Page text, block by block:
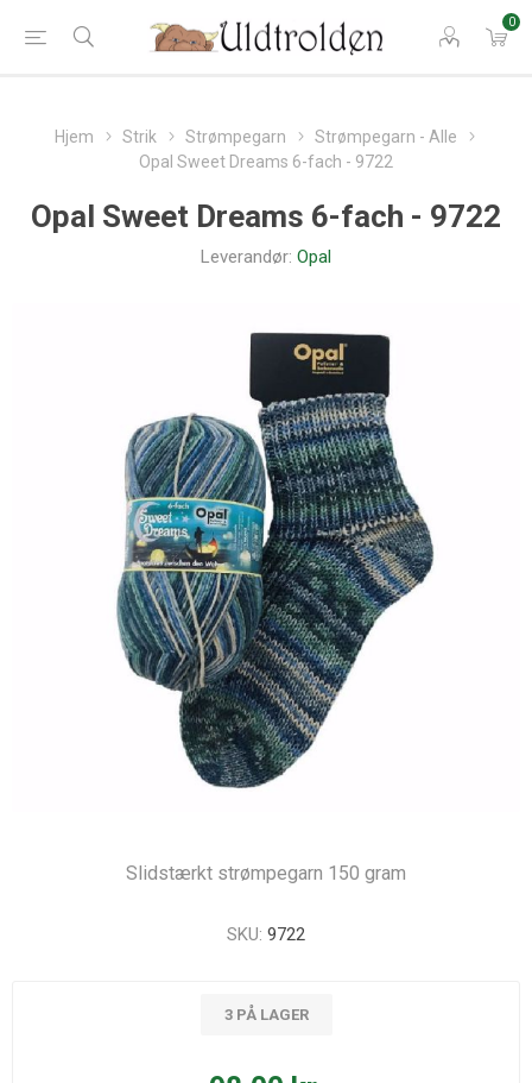
0
Hjem Strik Strømpegarn
Strømpegarn - Alle
Opal Sweet Dreams 6-fach - 9722
Opal Sweet Dreams 6-fach - 9722
Leverandør: Opal
Slidstærkt strømpegarn 150 gram
SKU: 9722
3 PÅ LAGER